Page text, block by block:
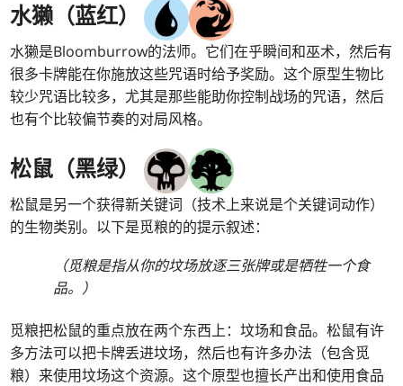
水獭（蓝红）
水獭是Bloomburrow的法师。它们在乎瞬间和巫术，然后有
很多卡牌能在你施放这些咒语时给予奖励。这个原型生物比
较少咒语比较多，尤其是那些能助你控制战场的咒语，然后
也有个比较偏节奏的对局风格。
松鼠（黑绿）
松鼠是另一个获得新关键词（技术上来说是个关键词动作）
的生物类别。以下是觅粮的的提示叙述：
（觅粮是指从你的坟场放逐三张牌或是牺牲一个食
品。）
觅粮把松鼠的重点放在两个东西上：坟场和食品。松鼠有许
多方法可以把卡牌丢进坟场，然后也有许多办法（包含觅
粮）来使用坟场这个资源。这个原型也擅长产出和使用食品